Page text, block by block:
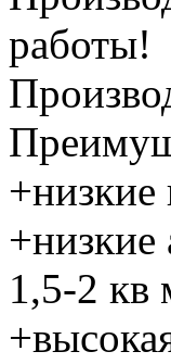
работы!
+низкие
+низкие
1,5-2 кв